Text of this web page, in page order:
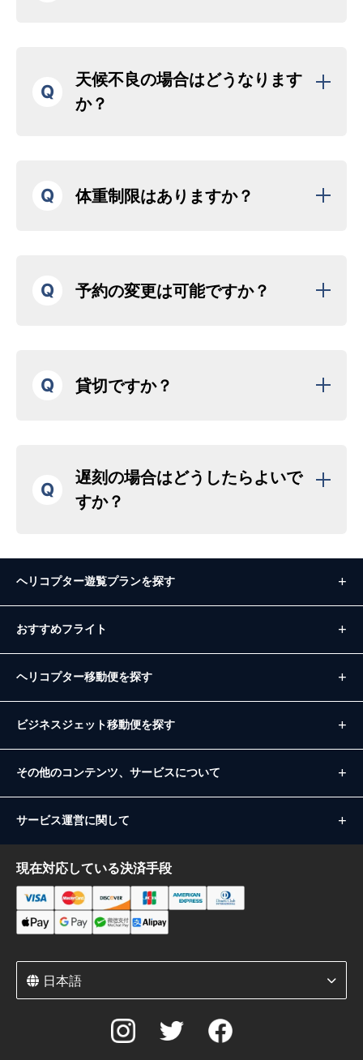
Q
天候不良の場合はどうなります
か？
Q 体重制限はありますか？
Q 予約の変更は可能ですか？
Q 貸切ですか？
Q
遅刻の場合はどうしたらよいで
すか？
ヘリコプター遊覧プランを探す
おすすめフライト
ヘリコプター移動便を探す
ビジネスジェット移動便を探す
その他のコンテンツ、サービスについて
サービス運営に関して
現在対応している決済手段
日本語